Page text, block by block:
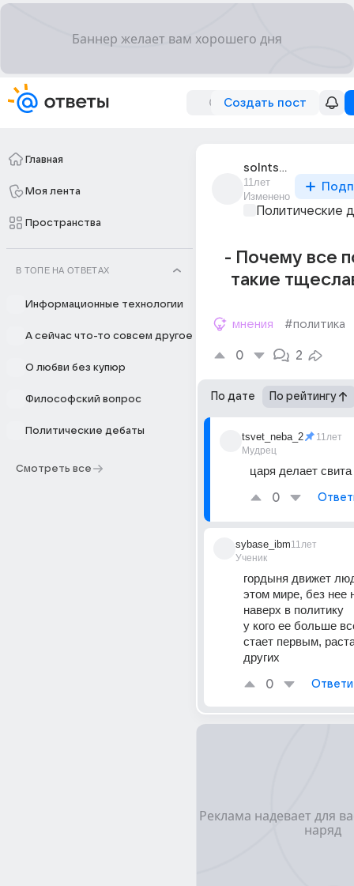
Создать пост
Главная
Моя лента
Пространства
В ТОПЕ НА ОТВЕТАХ
Информационные технологии
А сейчас что-то совсем другое
О любви без купюр
Философский вопрос
Политические дебаты
Смотреть все
solntse_717
11лет
Изменено
Политические
- Почему все
такие
мнения #политика
0 2
По дате По рейтингу
tsvet_neba_2
Мудрец
11лет
царя делает свита
0
sybase_ibm
Ученик
11лет
гордыня движет
этом мире, без нее
наверх в политику
у кого ее больше
стает первым,
других
0